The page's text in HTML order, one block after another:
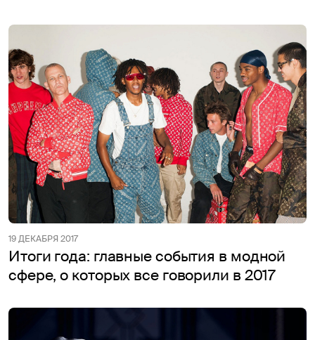
19 ДЕКАБРЯ 2017
Итоги года: главные события в модной
сфере, о которых все говорили в 2017